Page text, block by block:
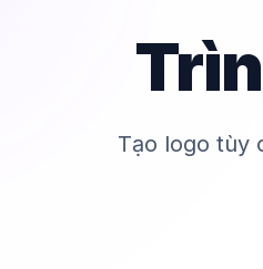
Tạo logo tùy